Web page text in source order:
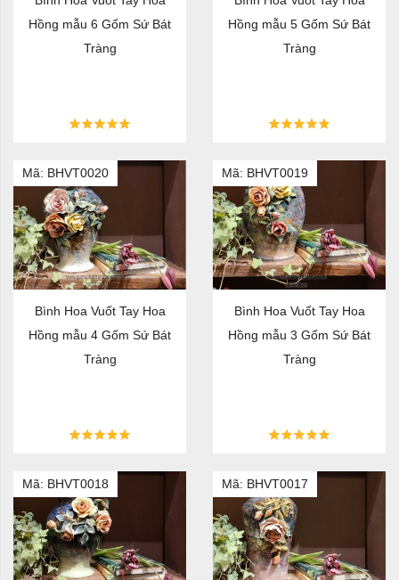
Hồng mẫu 6 Gốm Sứ Bát
Tràng
Hồng mẫu 5 Gốm Sứ Bát
Tràng
Mã: BHVT0020
Bình Hoa Vuốt Tay Hoa
Hồng mẫu 4 Gốm Sứ Bát
Tràng
Mã: BHVT0019
Bình Hoa Vuốt Tay Hoa
Hồng mẫu 3 Gốm Sứ Bát
Tràng
Mã: BHVT0018 Mã: BHVT0017